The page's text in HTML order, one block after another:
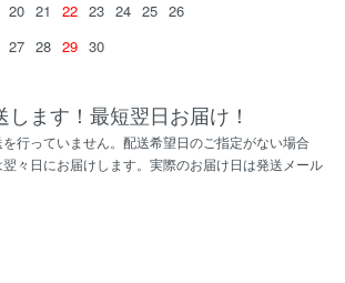
20 21 22 23 24 25 26
27 28 29 30
します！最短翌日お届け！
行っていません。配送希望日のご指定がない場合
々日にお届けします。実際のお届け日は発送メール